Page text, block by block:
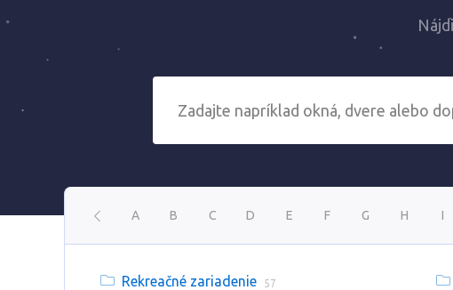
A B C D E F G H I
Rekreačné zariadenie 57